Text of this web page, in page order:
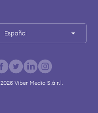
Español
2026Viber Media S.à r.l.